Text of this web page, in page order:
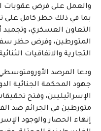
والعمل على فرض عقوبات
بما في ذلك حظر كامل على
التعاون العسكري،
المتورطين، وفرض حظر
التجارية والاتفاقيات
ودعا المرصد
جهود المحكمة الجنائية
الإسرائيليين، وفتح
متورطين في الجرائم ضد
إنهاء الحصار والوجود